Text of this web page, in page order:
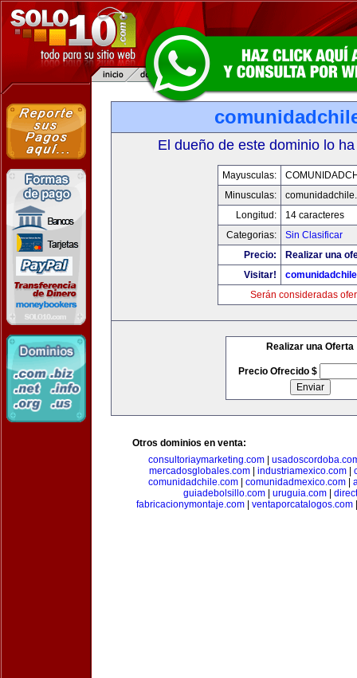
El dueño de este dominio lo
Mayusculas:
Minusculas:
Longitud:
14 caracteres
Categorias:
Sin Clasificar
Precio:
Realizar una
Visitar!
Serán consideradas
Realizar una Oferta
Precio Ofrecido $
Otros dominios en venta:
consultoriaymarketing.com
mercadosglobales.com| industriamexico.com|
comunidadchile.com
comunidadmexico.com
guiadebolsillo.com| uruguia.com|
fabricacionymontaje.com| ventaporcatalogos.com